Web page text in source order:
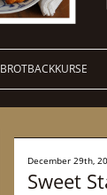
BROTBACKKURSE
December 29th,
Sweet